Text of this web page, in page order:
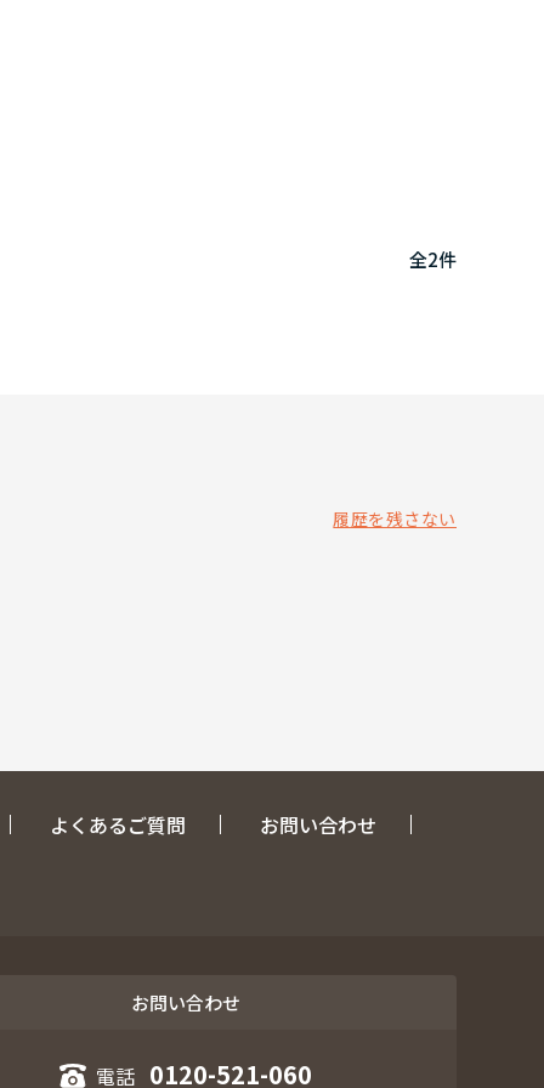
全2件
履歴を残さない
よくあるご質問 お問い合わせ
お問い合わせ
0120-521-060